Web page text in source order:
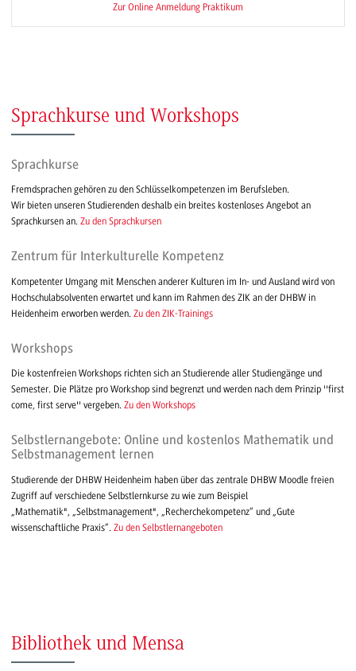
Zur Online Anmeldung Praktikum
Sprachkurse und Workshops
Sprachkurse
Fremdsprachen gehören zu den Schlüsselkompetenzen im Berufsleben.
Wir bieten unseren Studierenden deshalb ein breites kostenloses Angebot an
Sprachkursen an. Zu den Sprachkursen
Zentrum für Interkulturelle Kompetenz
Kompetenter Umgang mit Menschen anderer Kulturen im In- und Ausland wird von
Hochschulabsolventen erwartet und kann im Rahmen des ZIK an der DHBW in
Heidenheim erworben werden. Zu den ZIK-Trainings
Workshops
Die kostenfreien Workshops richten sich an Studierende aller Studiengänge und
Semester. Die Plätze pro Workshop sind begrenzt und werden nach dem Prinzip ''first
come, first serve'' vergeben. Zu den Workshops
Selbstlernangebote: Online und kostenlos Mathematik und
Selbstmanagement lernen
Studierende der DHBW Heidenheim haben über das zentrale DHBW Moodle freien
Zugriff auf verschiedene Selbstlernkurse zu wie zum Beispiel
„Mathematik", „Selbstmanagement", „Recherchekompetenz“ und „Gute
wissenschaftliche Praxis“. Zu den Selbstlernangeboten
Bibliothek und Mensa